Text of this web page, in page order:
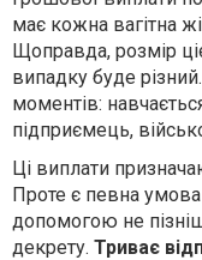
має кожна вагітна
Щоправда, розмір
випадку буде
моментів:
підприємець,
Ці виплати
Проте є певна
допомогою не
декрету. Триває